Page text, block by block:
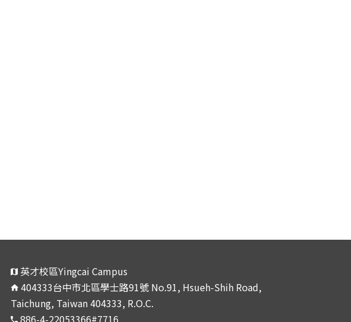
英才校區Yingcai Campus
404333台中市北區學士路91號 No.91, Hsueh-Shih Road,
Taichung, Taiwan 404333, R.O.C.
886-4-22053366#7716